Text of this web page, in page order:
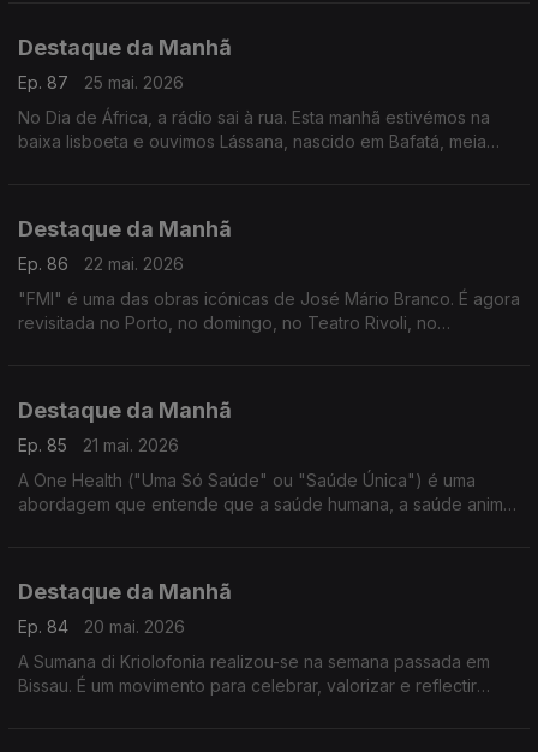
Destaque da Manhã
Ep. 87
25 mai. 2026
No Dia de África, a rádio sai à rua. Esta manhã estivémos na
baixa lisboeta e ouvimos Lássana, nascido em Bafatá, meia
Destaque da Manhã
Ep. 86
22 mai. 2026
"FMI" é uma das obras icónicas de José Mário Branco. É agora
revisitada no Porto, no domingo, no Teatro Rivoli, no
Destaque da Manhã
Ep. 85
21 mai. 2026
A One Health ("Uma Só Saúde" ou "Saúde Única") é uma
abordagem que entende que a saúde humana, a saúde animal
Destaque da Manhã
Ep. 84
20 mai. 2026
A Sumana di Kriolofonia realizou-se na semana passada em
Bissau. É um movimento para celebrar, valorizar e reflectir